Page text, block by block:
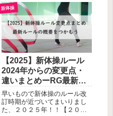
新体操クラブの３年生が脱毛
サロンに行き始めたと耳にし
てから娘にも私自身にも心境
の変化が。ーレオタードとい
う露出度の高いユニフォーム
を着る度に毛が気になってき
たのです。でもこんなに幼い
子供が脱毛なんてできるの？
そもそも脱毛して良いの？こ
の記事では、子供（小学生）
でもできる脱毛器や脱毛サロ
ンを絞ってご紹介したいと思
います。
新体操
【2025】新体操ルール
2024年からの変更点・
違いまとめーRG最新ル
ールの概要をつかもう
早いもので新体操のルール改
訂時期が近づいてまいりまし
た、２０２５年！！【２０２